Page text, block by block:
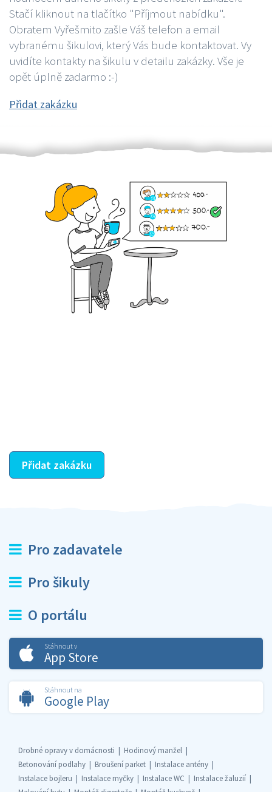
Stačí kliknout na tlačítko "Příjmout nabídku".
Obratem Vyřešmito zašle Váš telefon a email
vybranému šikulovi, který Vás bude kontaktovat. Vy
uvidíte kontakty na šikulu v detailu zakázky. Vše je
opět úplně zadarmo :-)
Přidat zakázku
Přidat zakázku
Pro zadavatele
Pro šikuly
O portálu
Stáhnout v
App Store
Stáhnout na
Google Play
Drobné opravy v domácnosti
Hodinový manžel
Betonování podlahy
Broušení parket
Instalace antény
Instalace bojleru
Instalace myčky Instalace WC
Instalace žaluzií